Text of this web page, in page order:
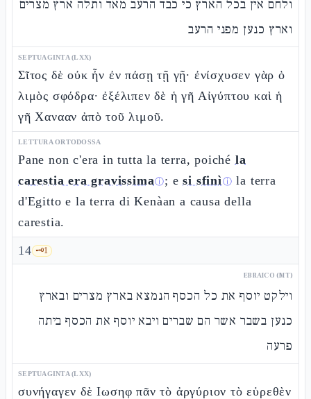
ולחם אין בכל הארץ כי כבד הרעב מאד ותלה ארץ מצרים
וארץ כנען מפני הרעב
SEPTUAGINTA (LXX)
Σῖτος δὲ οὐκ ἦν ἐν πάσῃ τῇ γῇ· ἐνίσχυσεν γὰρ ὁ
λιμὸς σφόδρα· ἐξέλιπεν δὲ ἡ γῆ Αἰγύπτου καὶ ἡ
γῆ Χανααν ἀπὸ τοῦ λιμοῦ.
LETTURA ORTODOSSA
Pane non c'era in tutta la terra, poiché la
carestia era gravissimaⓘ; esi sfinìⓘ la terra
d'Egitto e la terra di Kenàan a causa della
carestia.
14 🗝️1
EBRAICO (MT)
וילקט יוסף את כל הכסף הנמצא בארץ מצרים ובארץ
כנען בשבר אשר הם שברים ויבא יוסף את הכסף ביתה
פרעה
SEPTUAGINTA (LXX)
συνήγαγεν δὲ Ιωσηφ πᾶν τὸ ἀργύριον τὸ εὑρεθὲν